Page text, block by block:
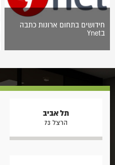
חידושים בתחום ארונות כתבה
בYnet
ביקור בארונות הראל והגיע
לכמה מסקנות מעניינות!
שיקולים בבחירת ארון…
תל אביב
הרצל 73